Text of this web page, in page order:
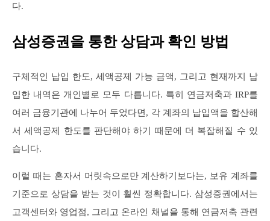
다.
삼성증권을 통한 상담과 확인 방법
구체적인 납입 한도, 세액공제 가능 금액, 그리고 현재까지 납
입한 내역은 개인별로 모두 다릅니다. 특히 연금저축과 IRP를
여러 금융기관에 나누어 두었다면, 각 계좌의 납입액을 합산해
서 세액공제 한도를 판단해야 하기 때문에 더 복잡해질 수 있
습니다.
이럴 때는 혼자서 머릿속으로만 계산하기보다는, 보유 계좌를
기준으로 상담을 받는 것이 훨씬 정확합니다. 삼성증권에서는
고객센터와 영업점, 그리고 온라인 채널을 통해 연금저축 관련